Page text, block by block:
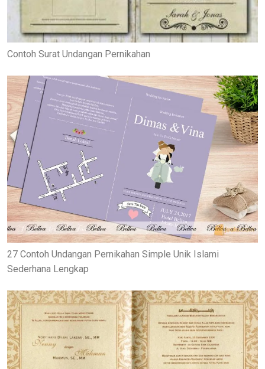
Contoh Surat Undangan Pernikahan
27 Contoh Undangan Pernikahan Simple Unik Islami
Sederhana Lengkap